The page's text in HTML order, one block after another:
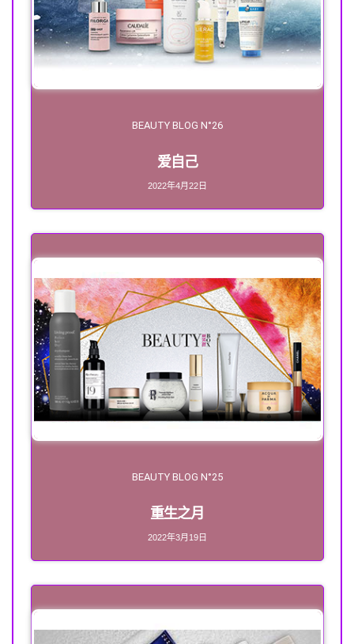
BEAUTY BLOG N°26
爱自己
2022年4月22日
BEAUTY BLOG N°25
重生之月
2022年3月19日